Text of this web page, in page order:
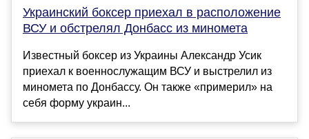
Украинский боксер приехал в расположение
ВСУ и обстрелял Донбасс из миномета
Известный боксер из Украины Александр Усик
приехал к военнослужащим ВСУ и выстрелил из
миномета по Донбассу. Он также «примерил» на
себя форму украин...